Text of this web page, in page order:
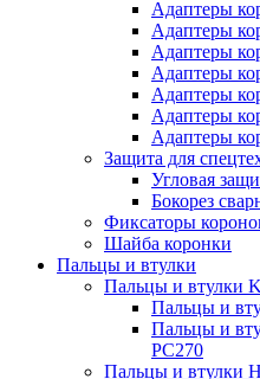
Адаптеры
Адаптеры
Адаптеры
Адаптеры
Адаптеры
Адаптеры
Адаптеры
Защита для
Угловая
Бокорез
Фиксаторы
Шайба коронки
Пальцы и втулки
Пальцы и втулки
Пальцы и
Пальцы и
PC270
Пальцы и втулки